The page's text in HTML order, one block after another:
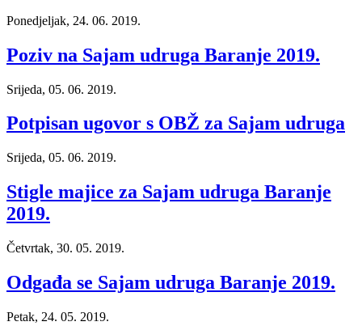
Ponedjeljak, 24. 06. 2019.
Poziv na Sajam udruga Baranje 2019.
Srijeda, 05. 06. 2019.
Potpisan ugovor s OBŽ za Sajam udruga
Srijeda, 05. 06. 2019.
Stigle majice za Sajam udruga Baranje
2019.
Četvrtak, 30. 05. 2019.
Odgađa se Sajam udruga Baranje 2019.
Petak, 24. 05. 2019.